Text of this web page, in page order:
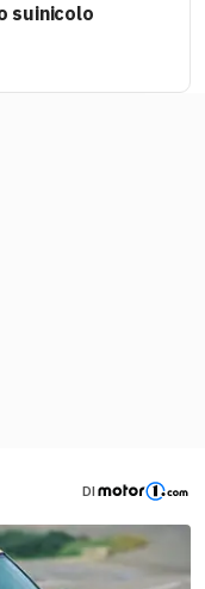
suinicolo
DI